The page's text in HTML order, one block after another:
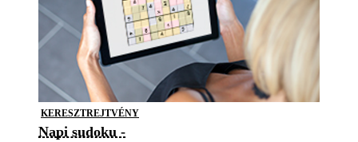
KERESZTREJTVÉNY
Napi sudoku -